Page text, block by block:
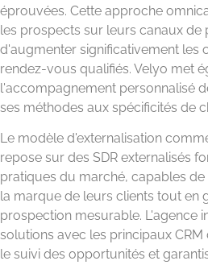
éprouvées. Cette approche
les prospects sur leurs canaux de
d'augmenter significativement les
rendez-vous qualifiés. Velyo met
l'accompagnement personnalisé
ses méthodes aux spécificités de
Le modèle d'externalisation
repose sur des SDR externalisés
pratiques du marché, capables
la marque de leurs clients tout en
prospection mesurable. L'agence
solutions avec les principaux
le suivi des opportunités et